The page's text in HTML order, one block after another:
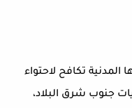
تكافح لاحتواء
ضخمة اندلعت في 4 ولايات جنوب شرق البلاد،